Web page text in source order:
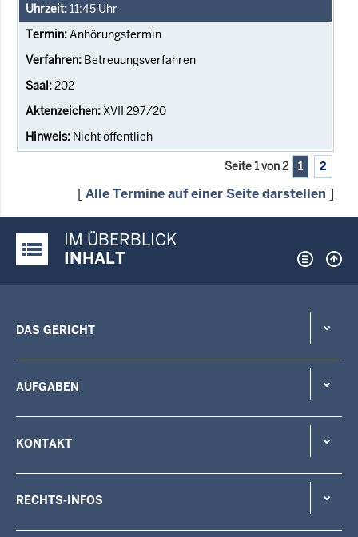
11:45 Uhr
Anhörungstermin
Betreuungsverfahren
202
XVII 297/20
Nicht öffentlich
Seite 1 von 2 1 2
[Alle Termine auf einer Seite darstellen ]
Justiz-Portal im Überblick:
IM ÜBERBLICK
INHALT
DAS GERICHT
AUFGABEN
KONTAKT
RECHTS-INFOS